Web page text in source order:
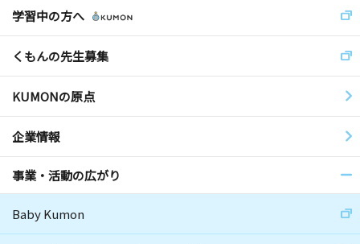
学習中の方へ
くもんの先生募集
KUMONの原点
企業情報
事業・活動の広がり
Baby Kumon